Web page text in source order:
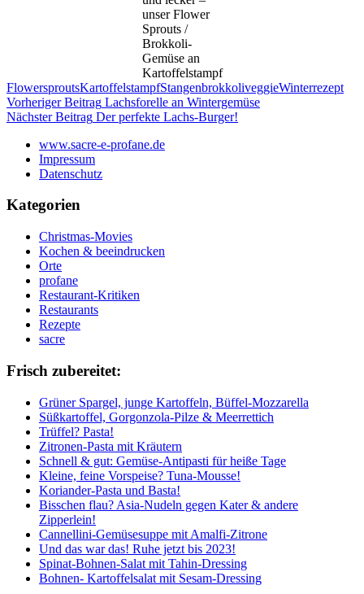
unser Flower
Sprouts /
Brokkoli-
Gemüse an
Kartoffelstampf
FlowersproutsKartoffelstampfStangenbrokkoliveggieWinterrezept
Beitragsnavigation
Vorheriger Beitrag Lachsforelle an Wintergemüse
Nächster Beitrag Der perfekte Lachs-Burger!
www.sacre-e-profane.de
Impressum
Datenschutz
Kategorien
Christmas-Movies
Kochen & beeindrucken
Orte
profane
Restaurant-Kritiken
Restaurants
Rezepte
sacre
Frisch zubereitet:
Grüner Spargel, junge Kartoffeln, Büffel-Mozzarella
Süßkartoffel, Gorgonzola-Pilze & Meerrettich
Trüffel? Pasta!
Zitronen-Pasta mit Kräutern
Schnell & gut: Gemüse-Antipasti für heiße Tage
Kleine, feine Vorspeise? Tuna-Mousse!
Koriander-Pasta und Basta!
Bisschen flau? Asia-Nudeln gegen Kater & andere
Zipperlein!
Cannellini-Gemüsesuppe mit Amalfi-Zitrone
Und das war das! Ruhe jetzt bis 2023!
Spinat-Bohnen-Salat mit Tahin-Dressing
Bohnen- Kartoffelsalat mit Sesam-Dressing